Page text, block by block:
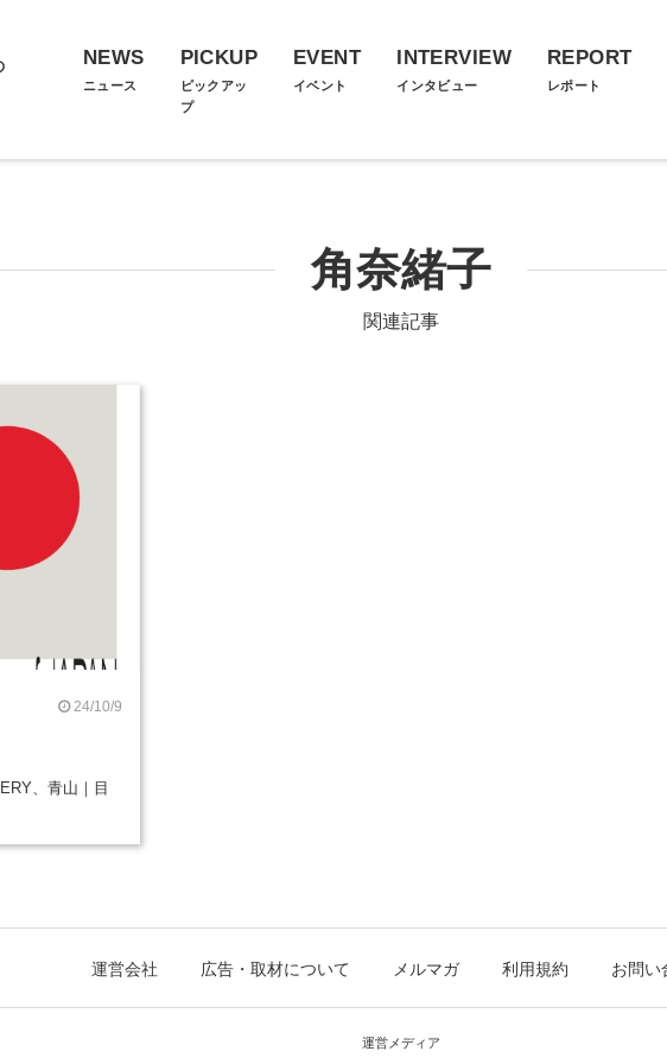
NEWS
ニュース
PICKUP
ピックアッ
プ
EVENT
イベント
INTERVIEW
インタビュー
REPORT
レポート
角奈緒子
関連記事
24/10/9
、青山｜目
運営会社 広告・取材について メルマガ 利用規約 お問い
運営メディア